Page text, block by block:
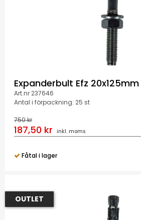
Expanderbult Efz
Art.nr 237646
Antal i förpackning: 25 st
750 kr
187,50 kr inkl. moms
Fåtal i lager
OUTLET